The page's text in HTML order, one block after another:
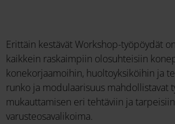
Erittäin kestävät Workshop-työpöydät
kaikkein raskaimpiin olosuhteisiin
konekorjaamoihin, huoltoyksiköihin ja
runko ja modulaarisuus mahdollistavat
mukauttamisen eri tehtäviin ja
varusteosavalikoima.